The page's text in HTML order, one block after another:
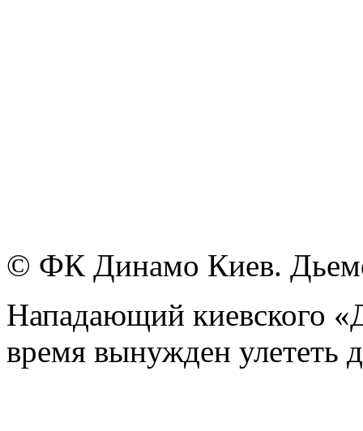
© ФК Динaмo Киев.
Нападающий киевского
время вынужден